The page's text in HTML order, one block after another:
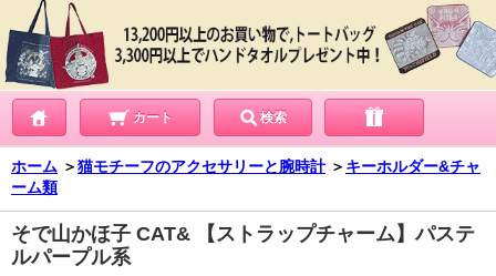
カート 検索
ホーム ＞猫モチーフのアクセサリーと腕時計 ＞ キーホルダー&チャ
ーム類
そで山かほ子 CAT& 【ストラップチャーム】パステ
ルパープル系